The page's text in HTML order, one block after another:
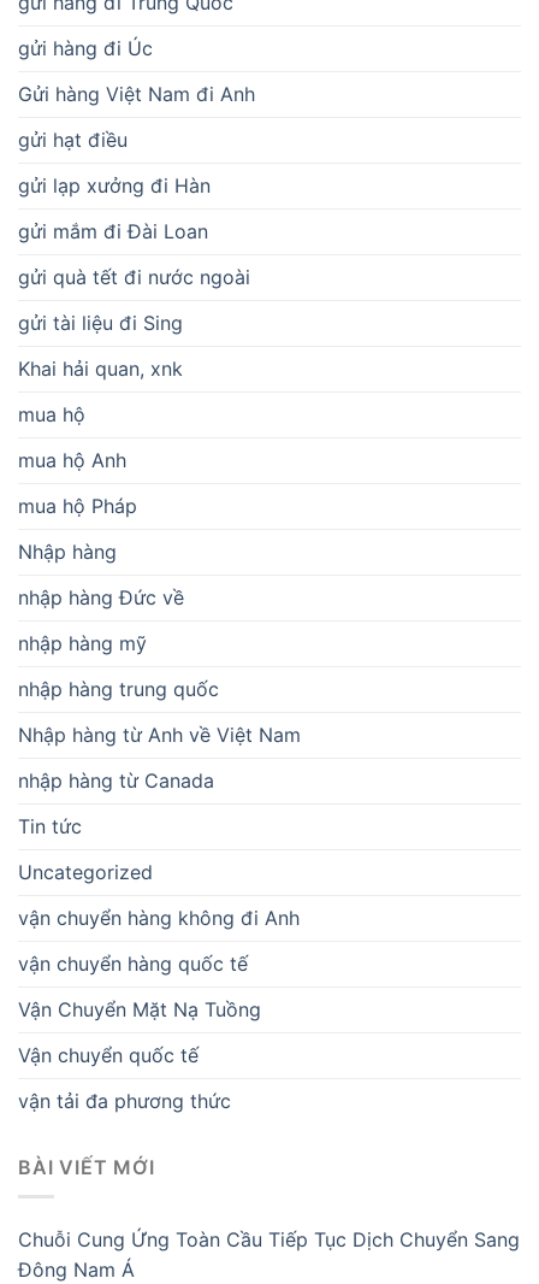
gửi hàng đi Úc
Gửi hàng Việt Nam đi Anh
gửi hạt điều
gửi lạp xưởng đi Hàn
gửi mắm đi Đài Loan
gửi quà tết đi nước ngoài
gửi tài liệu đi Sing
Khai hải quan, xnk
mua hộ
mua hộ Anh
mua hộ Pháp
Nhập hàng
nhập hàng Đức về
nhập hàng mỹ
nhập hàng trung quốc
Nhập hàng từ Anh về Việt Nam
nhập hàng từ Canada
Tin tức
Uncategorized
vận chuyển hàng không đi Anh
vận chuyển hàng quốc tế
Vận Chuyển Mặt Nạ Tuồng
Vận chuyển quốc tế
vận tải đa phương thức
BÀI VIẾT MỚI
Chuỗi Cung Ứng Toàn Cầu Tiếp Tục Dịch Chuyển Sang
Đông Nam Á